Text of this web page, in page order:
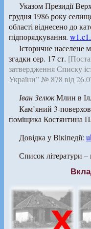
Указом Президії
грудня 1986 року
області віднесено до
підпорядкування.
Історичне населене
згадки сер. 17 ст.
затвердження Списку
України” № 878 від
Іван ЗелюкМлин в
Кам’яний 3-
поміщика Костянтина
Довідка у Вікіпедії:
Список літератури –